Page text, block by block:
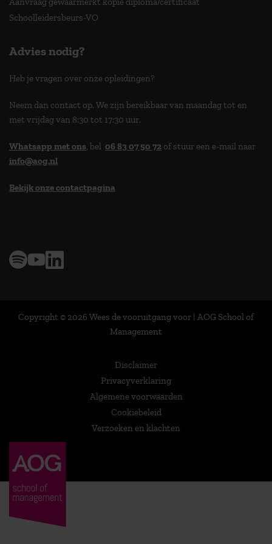
Schoolleidersbeurs-VO
Advies nodig?
Heb je vragen over onze opleidingen?
Neem dan contact op. We zijn bereikbaar van maandag tot en
met vrijdag van 8:30 tot 17:30 uur.
Whatsapp met ons, bel 06 83 07 50 72 of stuur een e-mail naar
info@aog.nl
Bekijk onze contactpagina
Copyright © 2026 Wees de vooruitgang voor | AOG School of
Management
Disclaimer
Privacyverklaring
Algemene voorwaarden
Cookiebeleid
Verzoeken en klachten